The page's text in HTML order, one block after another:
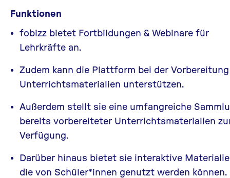
Funktionen
fobizz bietet Fortbildungen & Webinare für
Lehrkräfte an.
Zudem kann die Plattform bei der
Unterrichtsmaterialien unterstützen.
Außerdem stellt sie eine umfangreiche
bereits vorbereiteter Unterrichtsmaterialien
Verfügung.
Darüber hinaus bietet sie interaktive
die von Schüler*innen genutzt werden können.